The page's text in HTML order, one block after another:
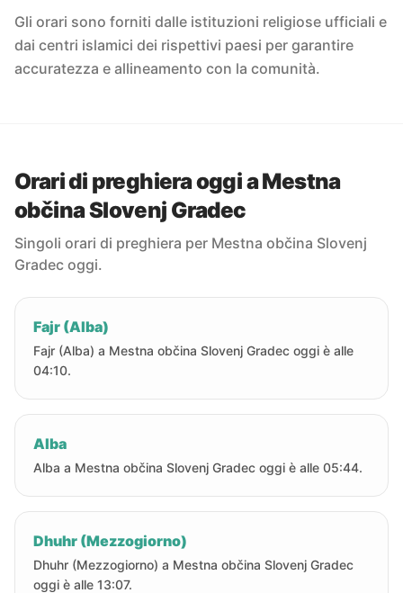
Gli orari sono forniti dalle istituzioni religiose ufficiali e
dai centri islamici dei rispettivi paesi per garantire
accuratezza e allineamento con la comunità.
Orari di preghiera oggi a Mestna
občina Slovenj Gradec
Singoli orari di preghiera per Mestna občina Slovenj
Gradec oggi.
Fajr (Alba)
Fajr (Alba) a Mestna občina Slovenj Gradec oggi è alle
04:10.
Alba
Alba a Mestna občina Slovenj Gradec oggi è alle 05:44.
Dhuhr (Mezzogiorno)
Dhuhr (Mezzogiorno) a Mestna občina Slovenj Gradec
oggi è alle 13:07.